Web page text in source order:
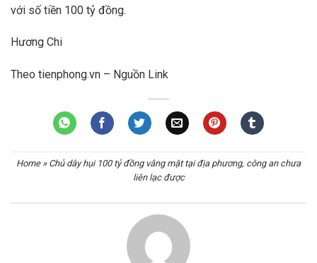
với số tiền 100 tỷ đồng.
Hương Chi
Theo tienphong.vn – Nguồn Link
Home» Chủ dây hụi 100 tỷ đồng vắng mặt tại địa phương, công an chưa
liên lạc được